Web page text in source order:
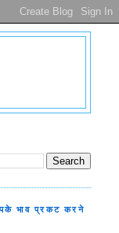
भाव प्रकट करने